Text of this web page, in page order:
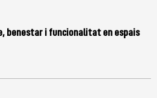
benestar i funcionalitat en espais